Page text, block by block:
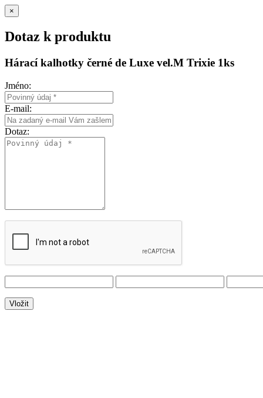
×
Dotaz k produktu
Hárací kalhotky černé de Luxe vel.M Trixie 1ks
Jméno:
E-mail:
Dotaz: